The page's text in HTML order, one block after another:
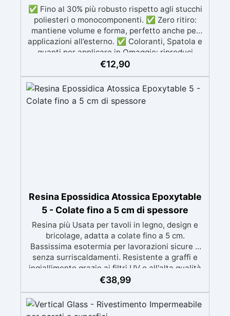
✅ Fino al 30% più robusto rispetto agli stucchi
poliesteri o monocomponenti. ✅ Zero ritiro:
mantiene volume e forma, perfetto anche per
applicazioni all’esterno. ✅ Coloranti, Spatola e
guanti per applicare in Omaggio: riproduci
qualsiasi tonalità del legno, con il kit di
vernici e finiture: non lascia aloni né difetti
visivi. ✅ Facile da carteggiare e rifinire:
risultati professionali in pochi passaggi.
€12,90
Resina Epossidica Atossica Epoxytable
5 - Colate fino a 5 cm di spessore
Resina più Usata per tavoli in legno, design e
bricolage, adatta a colate fino a 5 cm.
Bassissima esotermia per lavorazioni sicure e
senza surriscaldamenti. Resistente a graffi e
ingiallimento grazie ai filtri UV e all'alta qualità
meccanica. Bassa viscosità per eliminare bolle
BPA/VOC free e certificata per il contatto
prolungato con la pelle.
€38,99